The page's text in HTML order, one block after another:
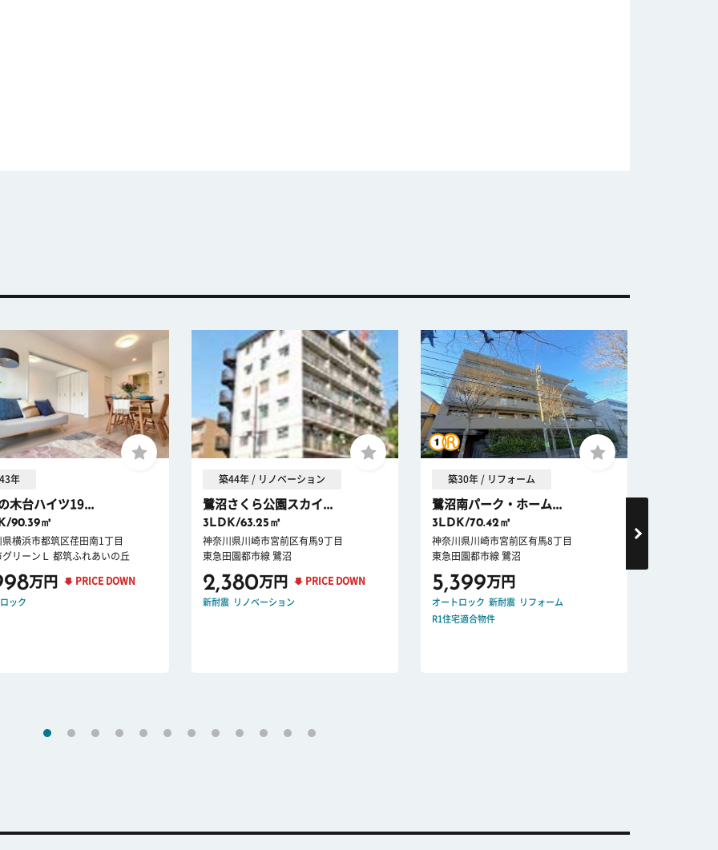
年
木台ハイツ19...
90.39㎡
県横浜市都筑区荏田南1丁目
グリーンＬ 都筑ふれあいの丘
万円 PRICE DOWN
ック
築44年 / リノベーション
鷺沼さくら公園スカイ...
3LDK/63.25㎡
神奈川県川崎市宮前区有馬9丁目
東急田園都市線 鷺沼
2,380万円 PRICE DOWN
新耐震 リノベーション
築30年 / リフォーム
鷺沼南パーク・ホーム...
3LDK/70.42㎡
神奈川県川崎市宮前区有馬8丁目
東急田園都市線 鷺沼
5,399万円
オートロック 新耐震
リフォーム
R1住宅適合物件